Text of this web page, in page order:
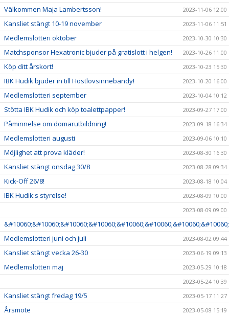
Välkommen Maja Lambertsson! 2023-11-06 12:00
Kansliet stängt 10-19 november 2023-11-06 11:51
Medlemslotteri oktober 2023-10-30 10:30
Matchsponsor Hexatronic bjuder på gratislott i helgen! 2023-10-26 11:00
Köp ditt årskort! 2023-10-23 15:30
IBK Hudik bjuder in till Höstlovsinnebandy! 2023-10-20 16:00
Medlemslotteri september 2023-10-04 10:12
Stötta IBK Hudik och köp toalettpapper! 2023-09-27 17:00
Påminnelse om domarutbildning! 2023-09-18 16:34
Medlemslotteri augusti 2023-09-06 10:10
Möjlighet att prova kläder! 2023-08-30 16:30
Kansliet stängt onsdag 30/8 2023-08-28 09:34
Kick-Off 26/8! 2023-08-18 10:04
IBK Hudik:s styrelse!
2023-08-09 10:00
2023-08-09 09:00
Medlemslotteri juni och juli
2023-08-02 09:44
Kansliet stängt vecka 26-30 2023-06-19 09:13
Medlemslotteri maj
2023-05-29 10:18
2023-05-24 10:39
Kansliet stängt fredag 19/5 2023-05-17 11:27
Årsmöte 2023-05-08 15:19